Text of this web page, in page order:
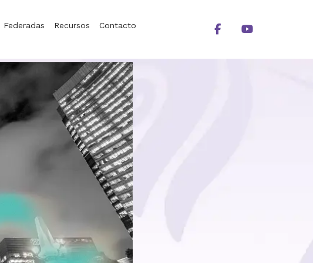
Federadas Recursos Contacto